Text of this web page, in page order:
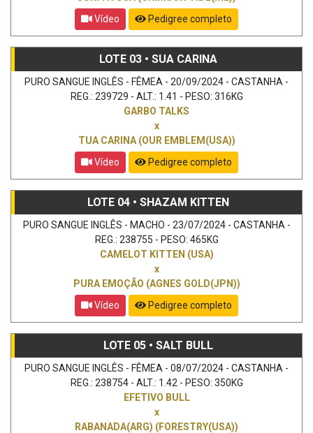
Vídeo
Pedigree completo
LOTE 03 • SUA CARINA
PURO SANGUE INGLÊS - FÊMEA - 20/09/2024 - CASTANHA -
REG.: 239729 - ALT.: 1.41 - PESO: 316KG
GARBO TALKS
x
TUA CARINA (OUR EMBLEM(USA))
Vídeo
Pedigree completo
LOTE 04 • SHAZAM KITTEN
PURO SANGUE INGLÊS - MACHO - 23/07/2024 - CASTANHA -
REG.: 238755 - PESO: 465KG
CAMELOT KITTEN (USA)
x
PURA EMOÇÃO (AGNES GOLD(JPN))
Vídeo
Pedigree completo
LOTE 05 • SALT BULL
PURO SANGUE INGLÊS - FÊMEA - 08/07/2024 - CASTANHA -
REG.: 238754 - ALT.: 1.42 - PESO: 350KG
EFETIVO BULL
x
RABANADA(ARG) (FORESTRY(USA))